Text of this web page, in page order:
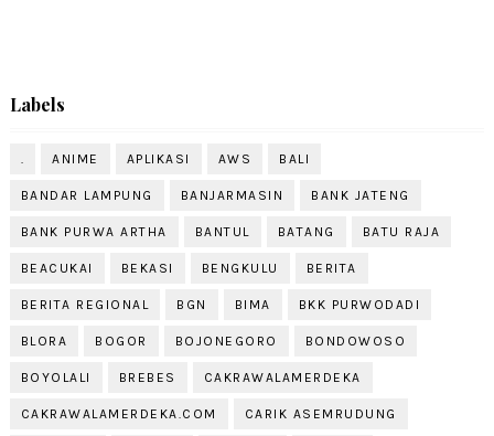
Labels
ANIME APLIKASI AWS BALI
BANDAR LAMPUNG BANJARMASIN BANK JATENG
BANK PURWA ARTHA BANTUL BATANG BATU RAJA
BEACUKAI BEKASI BENGKULU BERITA
BERITA REGIONAL BGN BIMA BKK PURWODADI
BLORA BOGOR BOJONEGORO BONDOWOSO
BOYOLALI BREBES CAKRAWALAMERDEKA
CAKRAWALAMERDEKA.COM CARIK ASEMRUDUNG